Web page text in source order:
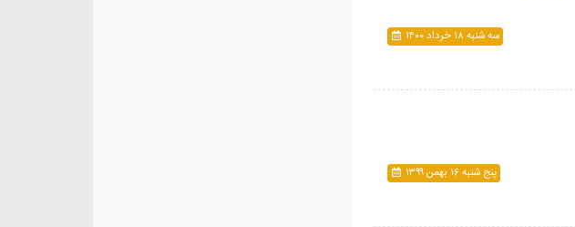
سه شنبه ۱۸ خرداد ۱۴۰۰
پنج شنبه ۱۶ بهمن ۱۳۹۹